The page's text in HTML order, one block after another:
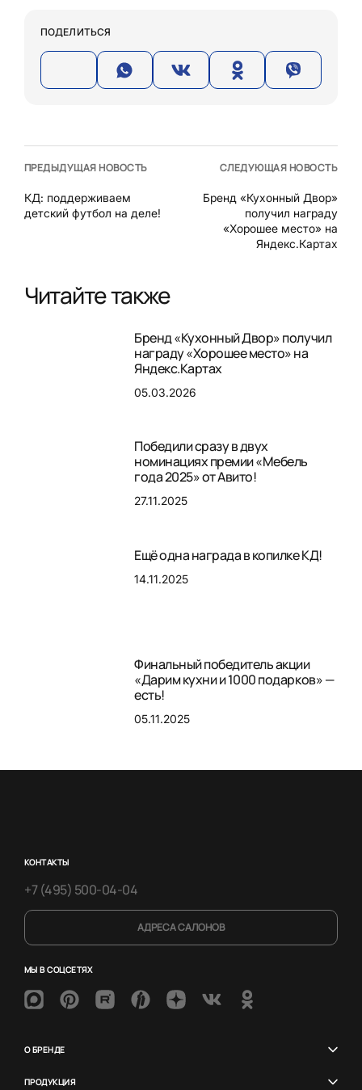
ПОДЕЛИТЬСЯ
ПРЕДЫДУЩАЯ НОВОСТЬ
КД: поддерживаем
детский футбол на деле!
СЛЕДУЮЩАЯ НОВОСТЬ
Бренд «Кухонный Двор»
получил награду
«Хорошее место» на
Яндекс.Картах
Читайте также
Бренд «Кухонный Двор» получил
награду «Хорошее место» на
Яндекс.Картах
05.03.2026
Победили сразу в двух
номинациях премии «Мебель
года 2025» от Авито!
27.11.2025
Ещё одна награда в копилке КД!
14.11.2025
Финальный победитель акции
«Дарим кухни и 1000 подарков» —
есть!
05.11.2025
КОНТАКТЫ
+7 (495) 500-04-04
АДРЕСА САЛОНОВ
МЫ В СОЦСЕТЯХ
О БРЕНДЕ
ПРОДУКЦИЯ